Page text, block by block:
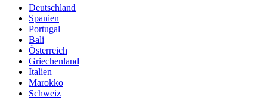
Deutschland
Spanien
Portugal
Bali
Österreich
Griechenland
Italien
Marokko
Schweiz